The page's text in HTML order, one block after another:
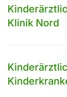
Klinik Nord